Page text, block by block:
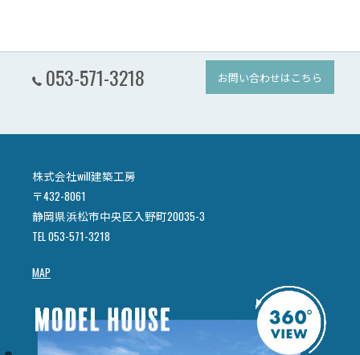
053-571-3218 お問い合わせはこちら
株式会社will建築工房
〒432-8061
静岡県浜松市中央区入野町20035-3
TEL 053-571-3218
MAP